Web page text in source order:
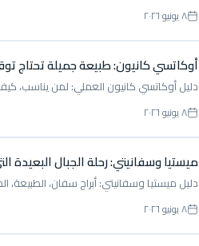
٨ يونيو ٢٠٢٦
أوكاتسي كانيون: طبيعة جميلة تحتاج
دليل أوكاتسي كانيون العملي: لمن يناسب،
٨ يونيو ٢٠٢٦
ميستيا وسفانيتي: رحلة الجبال البعيدة
دليل ميستيا وسفانيتي: أبراج سفان، الطبيعة،
٨ يونيو ٢٠٢٦